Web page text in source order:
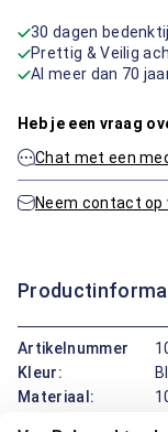
30 dagen
Prettig & Veilig
Al meer dan 70
Heb je een vraag
Chat met een
Neem contact op
Artikelnummer
Kleur:
Materiaal: